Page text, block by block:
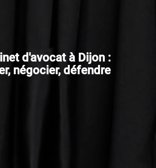
d'avocat à Dijon :
négocier, défendre